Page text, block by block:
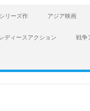
シリーズ作 アジア映画
レディースアクション 戦争